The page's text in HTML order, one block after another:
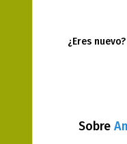
Sobre
¿Eres nuevo?